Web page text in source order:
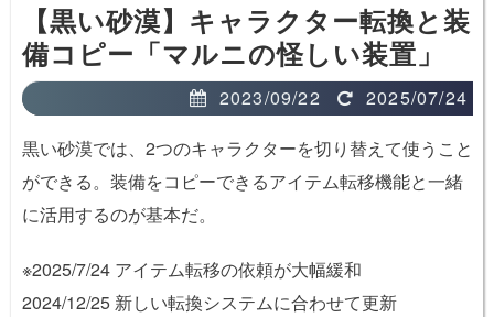
【黒い砂漠】キャラクター転換と装
備コピー「マルニの怪しい装置」
2023/09/22
2025/07/24
黒い砂漠では、2つのキャラクターを切り替えて使うこと
ができる。装備をコピーできるアイテム転移機能と一緒
に活用するのが基本だ。
※2025/7/24 アイテム転移の依頼が大幅緩和
2024/12/25 新しい転換システムに合わせて更新